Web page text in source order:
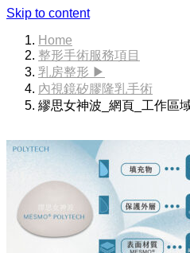
Skip to content
Home
整形手術服務項目
乳房整形 ▶
內視鏡矽膠隆乳手術
繆思女神波_網頁_工作區